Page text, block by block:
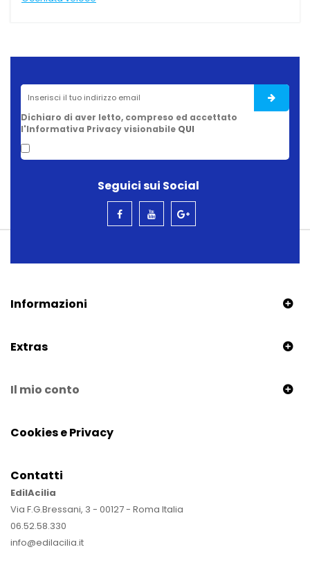
Dichiaro di aver letto, compreso ed accettato
l'Informativa Privacy visionabile QUI
Seguici sui Social
Informazioni
Extras
Il mio conto
Cookies e Privacy
Contatti
EdilAcilia
Via F.G.Bressani, 3 - 00127 - Roma Italia
06.52.58.330
info@edilacilia.it